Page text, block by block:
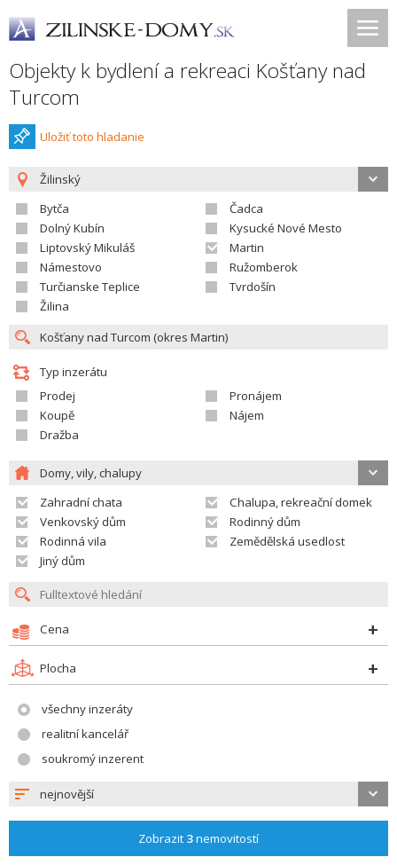
Objekty k bydlení a rekreaci Košťany nad
Turcom
Uložiť toto hladanie
Žilinský
Bytča
Čadca
Dolný Kubín
Kysucké Nové Mesto
Liptovský Mikuláš
Martin
Námestovo
Ružomberok
Turčianske Teplice
Tvrdošín
Žilina
Typ inzerátu
Prodej
Pronájem
Koupě
Nájem
Dražba
Domy, vily, chalupy
Zahradní chata
Chalupa, rekreační domek
Venkovský dům
Rodinný dům
Rodinná vila
Zemědělská usedlost
Jiný dům
Cena
Plocha
všechny inzeráty
realitní kancelář
soukromý inzerent
nejnovější
Zobrazit 3nemovitostí